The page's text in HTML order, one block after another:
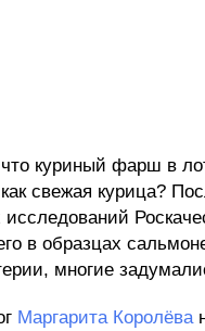
куриный фарш в
свежая курица?
в образцах
многие
Маргарита Королёва